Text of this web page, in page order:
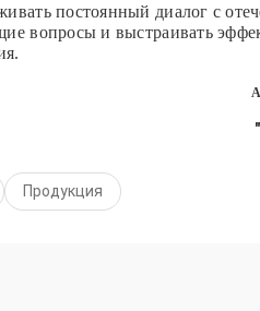
постоянный диалог с
вопросы и выстраивать
Продукция